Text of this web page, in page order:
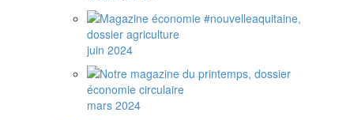
juin 2024
mars 2024